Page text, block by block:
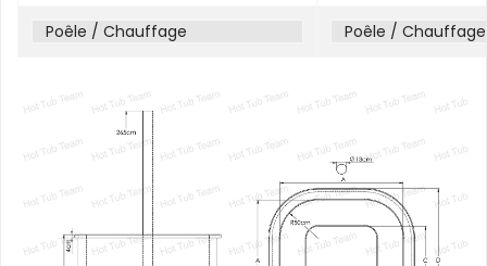
Poêle / Chauffage Poêle / Chauffage